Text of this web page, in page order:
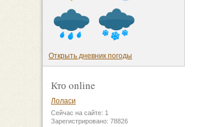
Открыть дневник погоды
Кто online
Лоласи
Сейчас на сайте: 1
Зарегистрировано: 78826